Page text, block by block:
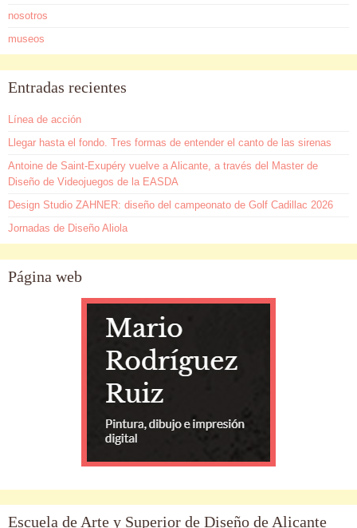
nosotros
museos
Entradas recientes
Línea de acción
Llegar hasta el fondo. Tres formas de entender el canto de las sirenas
Antoine de Saint-Exupéry vuelve a Alicante, a través del Master de
Diseño de Videojuegos de la EASDA
Design Studio ZAHNER: diseño del campeonato de Golf Cadillac 2026
Jornadas de Diseño Aliola
Página web
Escuela de Arte y Superior de Diseño de Alicante